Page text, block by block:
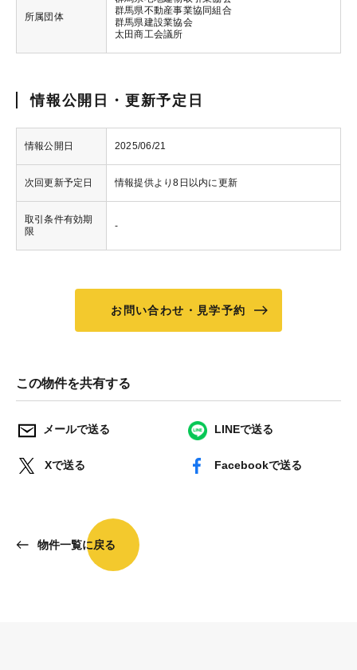
所属団体
群馬県不動産事業協同組合
群馬県建設業協会
太田商工会議所
情報公開日・更新予定日
情報公開日 2025/06/21
次回更新予定日 情報提供より8日以内に更新
取引条件有効期
限
-
お問い合わせ・見学予約
この物件を共有する
メールで送る LINEで送る
Xで送る Facebookで送る
物件一覧に戻る